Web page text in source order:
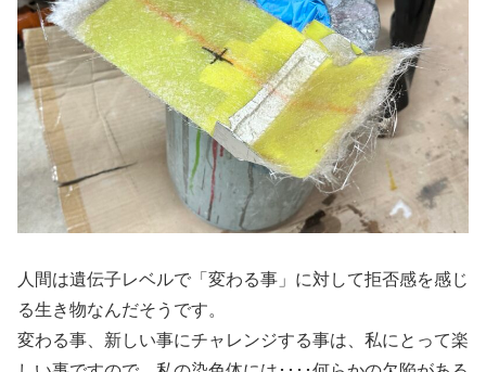
人間は遺伝子レベルで「変わる事」に対して拒否感を感じ
る生き物なんだそうです。
変わる事、新しい事にチャレンジする事は、私にとって楽